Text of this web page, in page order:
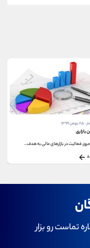
۱۳۹۹
بازاری
فعالیت در بازارهای مالی به هدف...
تماست رو بزار